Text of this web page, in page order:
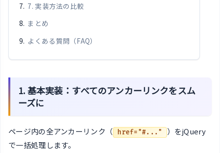
7. 実装方法の比較
まとめ
よくある質問（FAQ）
1. 基本実装：すべてのアンカーリンクをスム
ーズに
ページ内の全アンカーリンク（ href="#..."
）をjQuery
で一括処理します。